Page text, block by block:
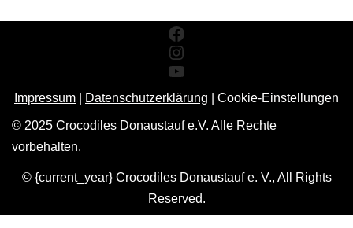
Impressum Datenschutzerklärung Cookie-Einstellungen
© 2025 Crocodiles Donaustauf e.V. Alle Rechte
vorbehalten.
© {current_year} Crocodiles Donaustauf e. V., All Rights
Reserved.